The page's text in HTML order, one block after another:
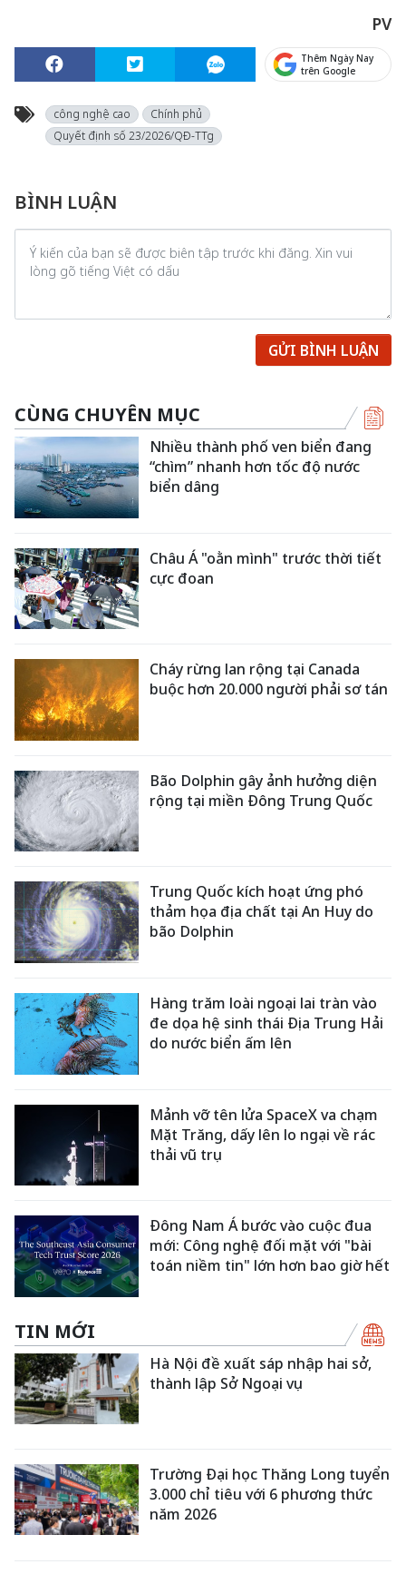
PV
Thêm Ngày Nay
trên Google
công nghệ cao
Chính phủ
Quyết định số 23/2026/QĐ-TTg
BÌNH LUẬN
GỬI BÌNH LUẬN
CÙNG CHUYÊN MỤC
Nhiều thành phố ven biển đang
“chìm” nhanh hơn tốc độ nước
biển dâng
Châu Á "oằn mình" trước thời tiết
cực đoan
Cháy rừng lan rộng tại Canada
buộc hơn 20.000 người phải sơ tán
Bão Dolphin gây ảnh hưởng diện
rộng tại miền Đông Trung Quốc
Trung Quốc kích hoạt ứng phó
thảm họa địa chất tại An Huy do
bão Dolphin
Hàng trăm loài ngoại lai tràn vào
đe dọa hệ sinh thái Địa Trung Hải
do nước biển ấm lên
Mảnh vỡ tên lửa SpaceX va chạm
Mặt Trăng, dấy lên lo ngại về rác
thải vũ trụ
Đông Nam Á bước vào cuộc đua
mới: Công nghệ đối mặt với "bài
toán niềm tin" lớn hơn bao giờ hết
TIN MỚI
Hà Nội đề xuất sáp nhập hai sở,
thành lập Sở Ngoại vụ
Trường Đại học Thăng Long tuyển
3.000 chỉ tiêu với 6 phương thức
năm 2026